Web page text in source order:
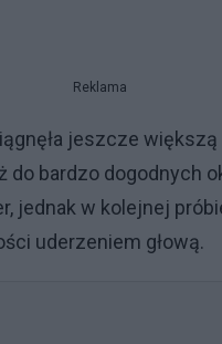
Reklama
jeszcze
bardzo dogodnych
jednak w kolejnej
uderzeniem głową.